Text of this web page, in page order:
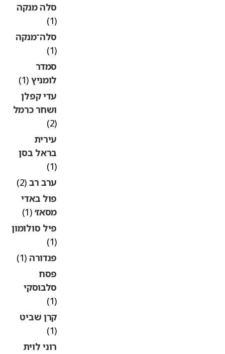
סלה מנקה
סלה־מנקה
סמדר
לומניץ(1)
עדי קפלן
ושחר כרמל
עירית
בראל בסן
ערב רב(2)
פול באדי
מסאז׳(1)
פיל סולומון
פנדורה(1)
פסח
סלבוסקי
קרן שביט
רוני לוית